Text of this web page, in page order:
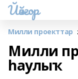
Йәйғор
Милли проекттар
Милли
һаулыҡ